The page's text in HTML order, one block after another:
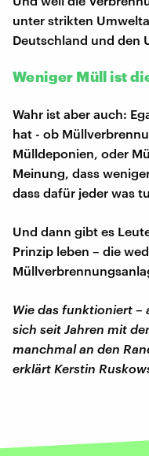
unter strikten
Deutschland und den
Weniger Müll ist
Wahr ist aber auch:
hat - ob
Mülldeponien, oder
Meinung, dass
dass dafür jeder was
Und dann gibt es
Prinzip leben – die
Wie das funktioniert –
sich seit Jahren mit
manchmal an den
erklärt Kerstin